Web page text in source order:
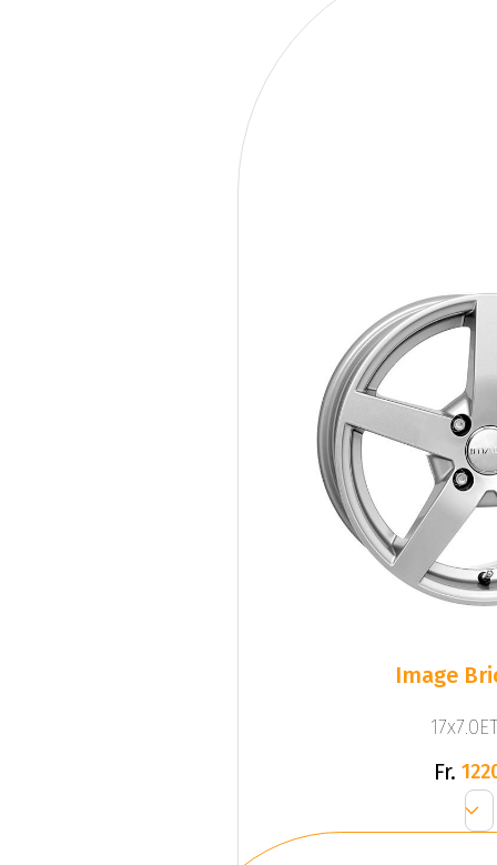
Image
Fr.